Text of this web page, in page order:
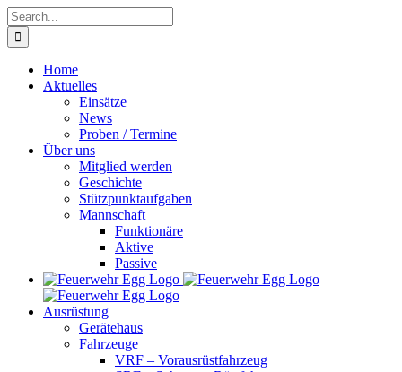
Skip
to
content
Search
for:
Home
Aktuelles
Einsätze
News
Proben / Termine
Über uns
Mitglied werden
Geschichte
Stützpunktaufgaben
Mannschaft
Funktionäre
Aktive
Passive
Ausrüstung
Gerätehaus
Fahrzeuge
VRF – Vorausrüstfahrzeug